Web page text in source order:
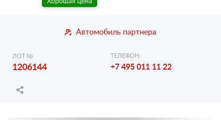
Автомобиль партнера
ЛОТ №
1206144
ТЕЛЕФОН:
+7 495 011 11 22